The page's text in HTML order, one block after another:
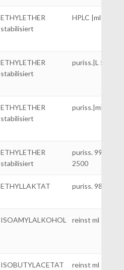
ETHYLETHER
stabilisiert
HPLC |ml 1000
ETHYLETHER
stabilisiert
puriss.|L 5
ETHYLETHER
stabilisiert
puriss.|ml 1000
ETHYLETHER
stabilisiert
puriss. 99%|ml
2500
ETHYLLAKTAT puriss. 98%|L. 5
ISOAMYLALKOHOL reinst ml 1000
ISOBUTYLACETAT reinst ml 1000